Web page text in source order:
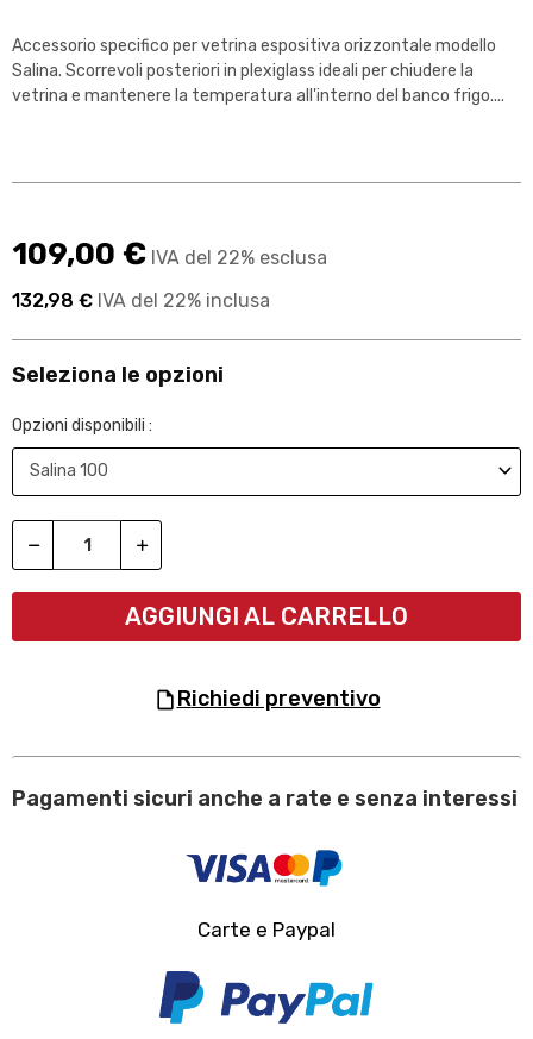
Accessorio specifico per vetrina espositiva orizzontale modello
Salina. Scorrevoli posteriori in plexiglass ideali per chiudere la
vetrina e mantenere la temperatura all'interno del banco frigo....
109,00 € IVA del 22% esclusa
132,98 € IVA del 22% inclusa
Seleziona le opzioni
Opzioni disponibili :
AGGIUNGI AL CARRELLO
richiedi preventivo
Pagamenti sicuri anche a rate e senza interessi
Carte e Paypal